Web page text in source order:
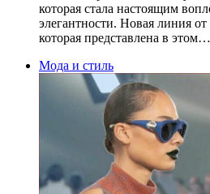
которая стала настоящим
элегантности. Новая линия
которая представлена в этом…
Мода и стиль